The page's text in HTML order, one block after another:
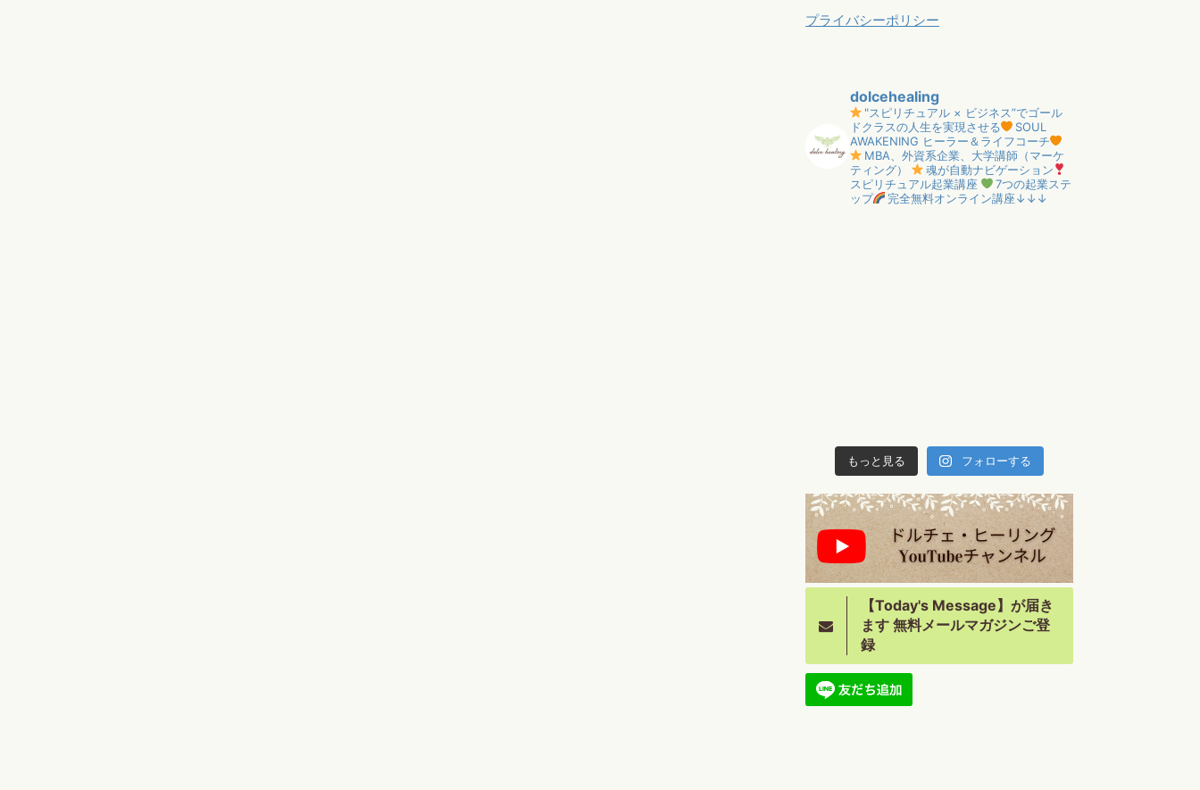
プライバシーポリシー
dolcehealing
"スピリチュアル × ビジネス”でゴール
ドクラスの人生を実現させる
SOUL
AWAKENING ヒーラー＆ライフコーチ
MBA、外資系企業、大学講師（マーケ
ティング）
魂が自動ナビゲーション
スピリチュアル起業講座
7つの起業ステ
ップ
完全無料オンライン講座↓↓↓
もっと見る フォローする
【Today's Message】が届き
ます 無料メールマガジンご登
録